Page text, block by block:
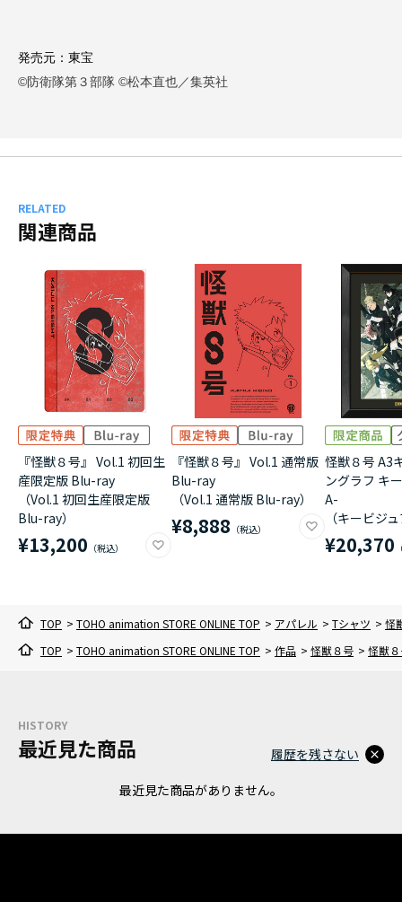
発売元：東宝
©防衛隊第３部隊 ©松本直也／集英社
RELATED
関連商品
『怪獣８号』 Vol.1 初回生
産限定版 Blu-ray
（Vol.1 初回生産限定版
Blu-ray）
¥13,200
『怪獣８号』 Vol.1 通常版
Blu-ray
（Vol.1 通常版 Blu-ray）
¥8,888
怪獣８号 A3
ングラフ キ
A-
（キービジ
¥20,370
TOP > TOHO animation STORE ONLINE TOP > アパレル > Tシャツ > 怪
TOP > TOHO animation STORE ONLINE TOP > 作品 > 怪獣８号 > 怪獣
HISTORY
最近見た商品
最近見た商品がありません。
履歴を残さない